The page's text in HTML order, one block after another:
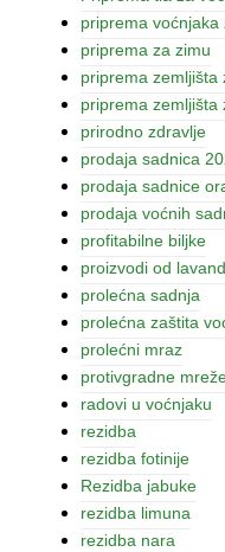
priprema voćnjaka
priprema za zimu
priprema zemljišta
priprema zemljišta
prirodno zdravlje
prodaja sadnica
prodaja sadnice
prodaja voćnih
profitabilne biljke
proizvodi od
prolećna sadnja
prolećna zaštita
prolećni mraz
protivgradne
radovi u voćnjaku
rezidba
rezidba fotinije
Rezidba jabuke
rezidba limuna
rezidba nara